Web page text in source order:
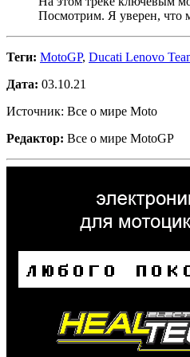
Посмотрим. Я уверен, что
Теги: MotoGP, Ducati Lenovo
Дата: 03.10.21
Источник: Все о мире Moto
Редактор: Все о мире MotoGP